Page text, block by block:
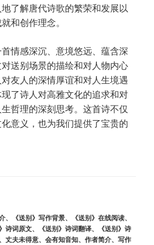
了解唐代诗歌的繁荣和发展以
和创作理念。
情感深沉、意境悠远、蕴含深
送别场景的描绘和对人物内心
友人的深情厚谊和对人生境遇
了诗人对高雅文化的追求和对
哲理的深刻思考。这首诗不仅
意义，也为我们提供了宝贵的
、 《送别》写作背景、 《送别》在线阅读、
诗词原文、 《送别》诗词翻译、
《送别》诗
丈夫未得意、 会有知音知、 作者简介、 写作